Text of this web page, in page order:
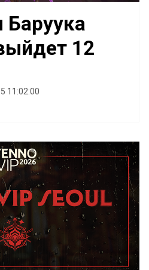
Баруука
12
11:02:00